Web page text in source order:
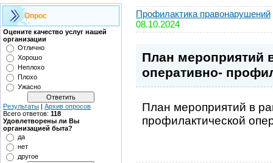
Опрос
Оцените качество услуг нашей
организации
Отлично
Хорошо
Неплохо
Плохо
Ужасно
Результаты | Архив опросов
Всего ответов: 118
Удовлетворены ли Вы
организацией быта?
да
нет
другое
Профилактика правонарушений
08.10.2024
План мероприятий
оперативно-
План мероприятий в
профилактической